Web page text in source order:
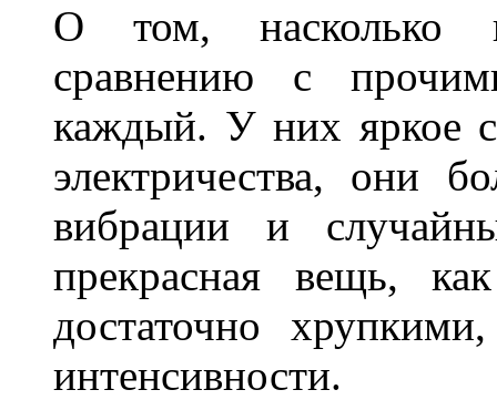
О том, насколько
сравнению с
каждый. У них яркое
электричества, они
вибрации и
прекрасная вещь,
достаточно
интенсивности.